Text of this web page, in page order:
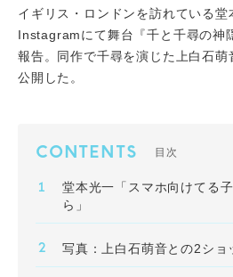
イギリス・ロンドンを訪れている堂
Instagramにて舞台『千と千尋の神
報告。同作で千尋を演じた上白石萌
公開した。
CONTENTS 目次
堂本光一「スマホ向けてる
ら」
写真：上白石萌音との2ショ